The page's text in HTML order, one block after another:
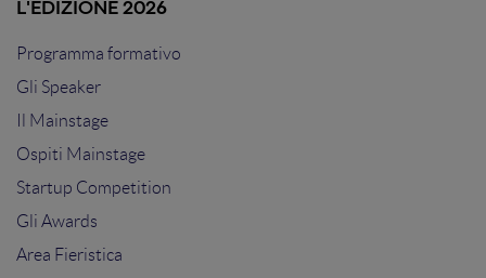
L'EDIZIONE 2026
Programma formativo
Gli Speaker
Il Mainstage
Ospiti Mainstage
Startup Competition
Gli Awards
Area Fieristica